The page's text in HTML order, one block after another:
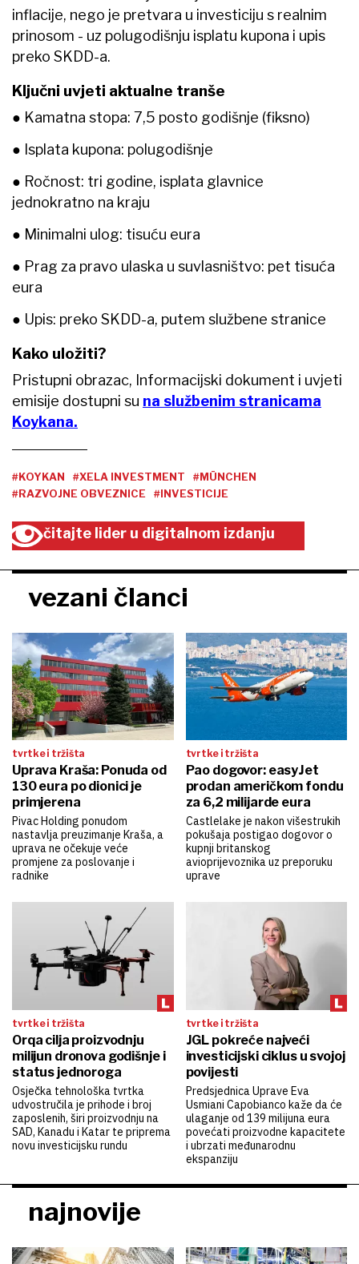
inflacije, nego je pretvara u investiciju s realnim
prinosom - uz polugodišnju isplatu kupona i upis
preko SKDD-a.
Ključni uvjeti aktualne tranše
● Kamatna stopa: 7,5 posto godišnje (fiksno)
● Isplata kupona: polugodišnje
● Ročnost: tri godine, isplata glavnice
jednokratno na kraju
● Minimalni ulog: tisuću eura
● Prag za pravo ulaska u suvlasništvo: pet tisuća
eura
● Upis: preko SKDD-a, putem službene stranice
Kako uložiti?
Pristupni obrazac, Informacijski dokument i uvjeti
emisije dostupni su na službenim stranicama
Koykana.
#KOYKAN #XELA INVESTMENT
#MÜNCHEN
#RAZVOJNE OBVEZNICE
#INVESTICIJE
čitajte lider u digitalnom izdanju
vezani članci
tvrtke i tržišta
Uprava Kraša: Ponuda od
130 eura po dionici je
primjerena
Pivac Holding ponudom
nastavlja preuzimanje Kraša, a
uprava ne očekuje veće
promjene za poslovanje i
radnike
tvrtke i tržišta
Pao dogovor: easyJet
prodan američkom fondu
za 6,2 milijarde eura
Castlelake je nakon višestrukih
pokušaja postigao dogovor o
kupnji britanskog
avioprijevoznika uz preporuku
uprave
tvrtke i tržišta
Orqa cilja proizvodnju
milijun dronova godišnje i
status jednoroga
Osječka tehnološka tvrtka
udvostručila je prihode i broj
zaposlenih, širi proizvodnju na
SAD, Kanadu i Katar te priprema
novu investicijsku rundu
tvrtke i tržišta
JGL pokreće najveći
investicijski ciklus u svojoj
povijesti
Predsjednica Uprave Eva
Usmiani Capobianco kaže da će
ulaganje od 139 milijuna eura
povećati proizvodne kapacitete
i ubrzati međunarodnu
ekspanziju
najnovije